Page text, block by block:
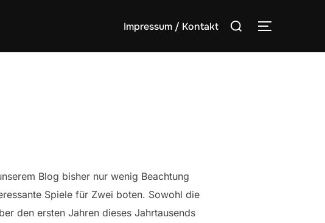
Impressum / Kontakt
Suchen
Blog bisher nur wenig Beachtung
Spiele für Zwei boten. Sowohl die
den ersten Jahren dieses Jahrtausends